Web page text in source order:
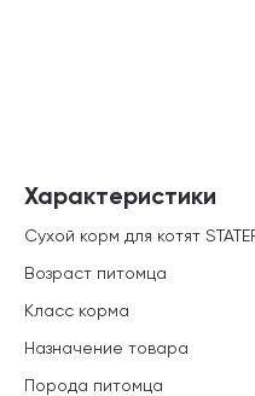
Характеристики
Сухой корм для котят
Возраст питомца
Класс корма
Назначение товара
Порода питомца